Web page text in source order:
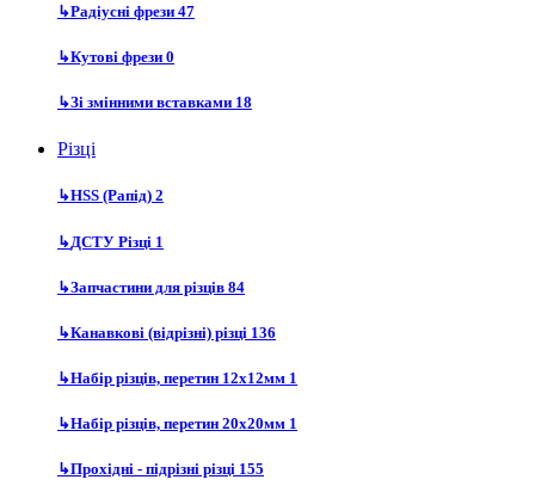
↳Радіусні фрези 47
↳Кутові фрези 0
↳Зі змінними вставками 18
Різці
↳HSS (Рапід) 2
↳ДСТУ Різці 1
↳Запчастини для різців 84
↳Канавкові (відрізні) різці 136
↳Набір різців, перетин 12х12мм 1
↳Набір різців, перетин 20х20мм 1
↳Прохідні - підрізні різці 155